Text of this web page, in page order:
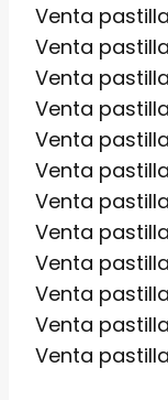
Venta
Venta
Venta
Venta
Venta
Venta
Venta
Venta
Venta
Venta
Venta
Venta